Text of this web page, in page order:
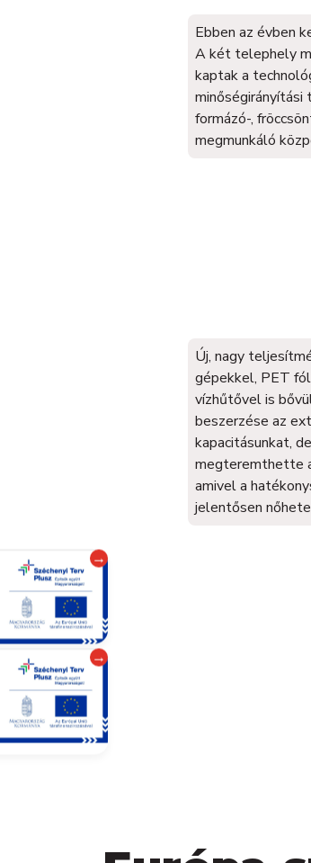
Ebben az évben
A két telephely
kaptak a
minőségirányítási
formázó-,
megmunkáló
Új, nagy
gépekkel, PET
vízhűtővel is
beszerzése az
kapacitásunkat,
megteremthette
amivel a
jelentősen
→
→